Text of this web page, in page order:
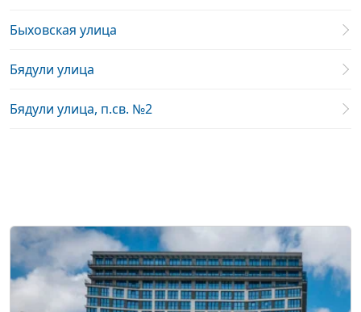
Быховская улица
Бядули улица
Бядули улица, п.св. №2